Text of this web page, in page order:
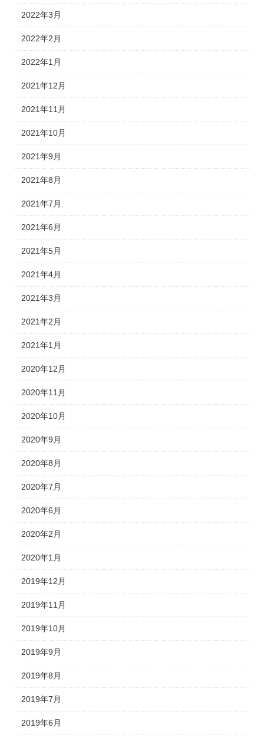
2022年3月
2022年2月
2022年1月
2021年12月
2021年11月
2021年10月
2021年9月
2021年8月
2021年7月
2021年6月
2021年5月
2021年4月
2021年3月
2021年2月
2021年1月
2020年12月
2020年11月
2020年10月
2020年9月
2020年8月
2020年7月
2020年6月
2020年2月
2020年1月
2019年12月
2019年11月
2019年10月
2019年9月
2019年8月
2019年7月
2019年6月